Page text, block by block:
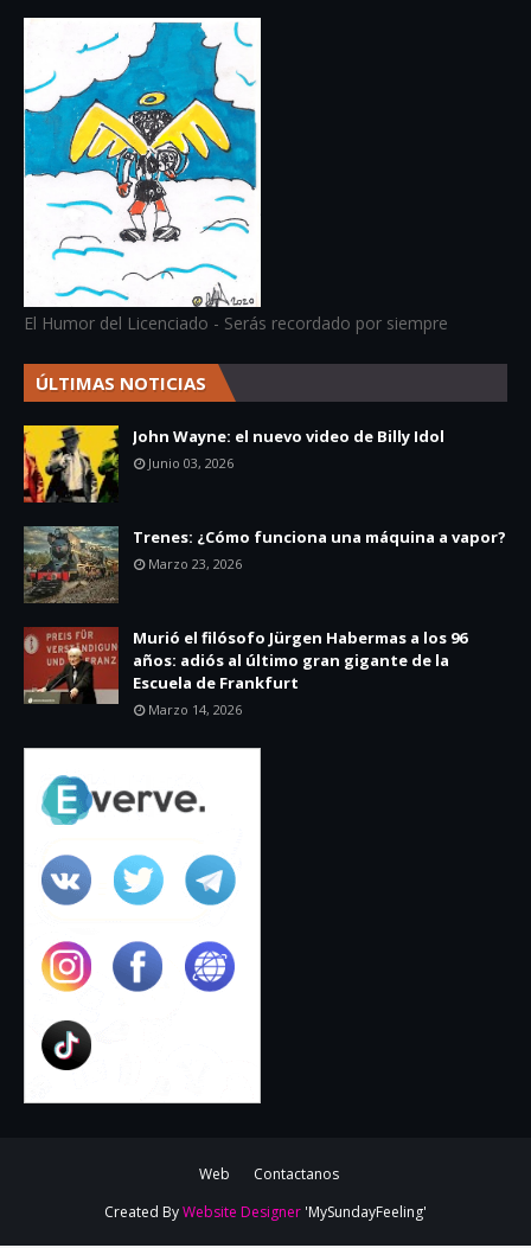
El Humor del Licenciado - Serás recordado por siempre
ÚLTIMAS NOTICIAS
John Wayne: el nuevo video de Billy Idol
Junio 03, 2026
Trenes: ¿Cómo funciona una máquina a vapor?
Marzo 23, 2026
Murió el filósofo Jürgen Habermas a los 96
años: adiós al último gran gigante de la
Escuela de Frankfurt
Marzo 14, 2026
Web
Contactanos
Created ByWebsite Designer 'MySundayFeeling'